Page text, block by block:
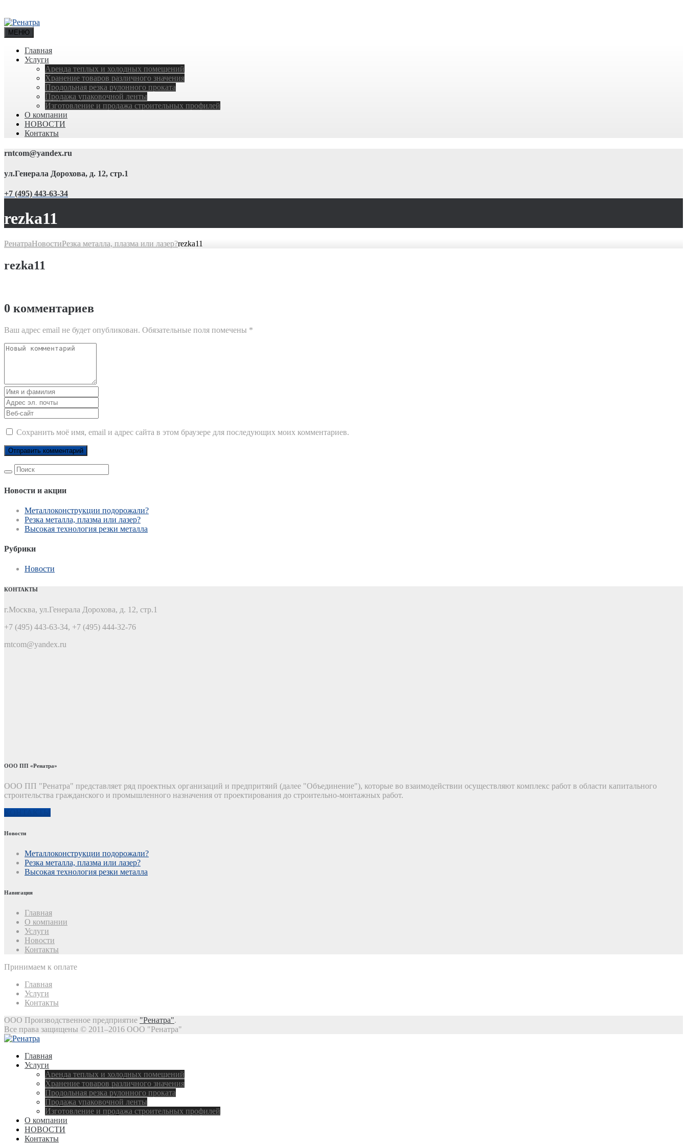
МЕНЮ
Главная
Услуги
Аренда теплых и холодных помещений
Хранение товаров различного значения
Продольная резка рулонного проката
Продажа упаковочной ленты
Изготовление и продажа строительных профилей
О компании
НОВОСТИ
Контакты
rntcom@yandex.ru
ул.Генерала Дорохова, д. 12, стр.1
+7 (495) 443-63-34
rezka11
РенатраНовостиРезка металла, плазма или лазер?rezka11
rezka11
0 комментариев
Ваш адрес email не будет опубликован. Обязательные поля помечены *
Ваш
Имя
и
фамилия*
Адрес
эл.
почты*
Веб-
сайт
Сохранить моё имя, email и адрес сайта в этом браузере для последующих моих комментариев.
Поиск
для:
Новости и акции
Металлоконструкции подорожали?
Резка металла, плазма или лазер?
Высокая технология резки металла
Рубрики
Новости
КОНТАКТЫ
г.Москва, ул.Генерала Дорохова, д. 12, стр.1
+7 (495) 443-63-34, +7 (495) 444-32-76
rntcom@yandex.ru
ООО ПП «Ренатра»
ООО ПП "Ренатра" представляет ряд проектных организаций и предпритяий (далее "Объединение"), которые во взаимодействии осуществляют комплекс работ в области капитального
строительства гражданского и промышленного назначения от проектирования до строительно-монтажных работ.
Новости
Металлоконструкции подорожали?
Резка металла, плазма или лазер?
Высокая технология резки металла
Навигация
Главная
О компании
Услуги
Новости
Контакты
Принимаем к оплате
Главная
Услуги
Контакты
ООО Производственное предприятие "Ренатра".
Все права защищены © 2011–2016 ООО "Ренатра"
Главная
Услуги
Аренда теплых и холодных помещений
Хранение товаров различного значения
Продольная резка рулонного проката
Продажа упаковочной ленты
Изготовление и продажа строительных профилей
О компании
НОВОСТИ
Контакты